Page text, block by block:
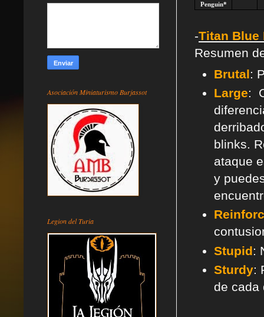
Penguin*
-Titan Blue
Resumen
Brutal:
Large:
blinks.
ataque
y
Stupid:
Sturdy:
de cada
Asociación Miniaturismo Burjassot
Legion del Turia